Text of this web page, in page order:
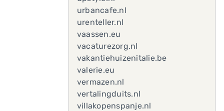
urbancafe.nl
urenteller.nl
vaassen.eu
vacaturezorg.nl
vakantiehuizenitalie.be
valerie.eu
vermazen.nl
vertalingduits.nl
villakopenspanje.nl